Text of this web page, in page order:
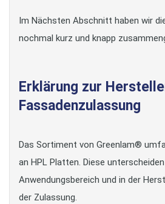
Im Nächsten Abschnitt haben wir
nochmal kurz und knapp
Erklärung zur
Fassadenzulassung
Das Sortiment von Greenlam®
an HPL Platten. Diese
Anwendungsbereich und in der
der Zulassung.